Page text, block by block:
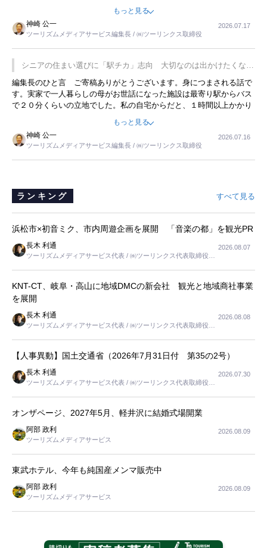
永井 彰一社長にインタビューしたら、興味深い話が次々が飛び出しま
した。プレゼンも巧みで、今でも思い出すことが２つあります。一つ
は、従業員に東京ディズニーランドを見学させ、サービス業、接客業
の何かを理解してもらっていることです。 もう一つは1800円もする
プレミアムヨーグルトを販売するにあたり、社内に懸念もあったそう
です。永井社長は、駐車場に都内ナンバーの高級外車が停まっている
ことに目をつけ、高級商品でも売れると確信したそうです。今回の記
事を懐かしく読みました。
もっと見る
神崎 公一
ツーリズムメディアサービス編集長 / ㈱ツーリンクス取締役
2026.07.17
シニアの住まい選びに「駅チカ」志向 大切なのは出かけたくなる
暮らし
編集長のひと言 ご寄稿ありがとうございます。身につまされる話で
す。実家で一人暮らしの母がお世話になった施設は最寄り駅からバス
で２０分くらいの立地でした。私の自宅からだと、１時間以上かかり
ました。母の住まいから近いという理由で、その施設を選択したので
すが、私と妹にとっては、半日仕事ででした。シニアの住まい選び
は、当人だけではなく、世話をする家族の足の便も考えない外池ない
と思いました。
もっと見る
神崎 公一
ツーリズムメディアサービス編集長 / ㈱ツーリンクス取締役
2026.07.16
ランキング すべて見る
浜松市×初音ミク、市内周遊企画を展開 「音楽の都」を観光PR
長木 利通
ツーリズムメディアサービス代表 / ㈱ツーリンクス代表取締役社
2026.08.07
KNT-CT、岐阜・高山に地域DMCの新会社 観光と地域商社事業
を展開
長木 利通
ツーリズムメディアサービス代表 / ㈱ツーリンクス代表取締役社
2026.08.08
【人事異動】国土交通省（2026年7月31日付 第35の2号）
長木 利通
ツーリズムメディアサービス代表 / ㈱ツーリンクス代表取締役社
2026.07.30
オンザページ、2027年5月、軽井沢に結婚式場開業
阿部 政利
ツーリズムメディアサービス
2026.08.09
東武ホテル、今年も純国産メンマ販売中
阿部 政利
ツーリズムメディアサービス
2026.08.09